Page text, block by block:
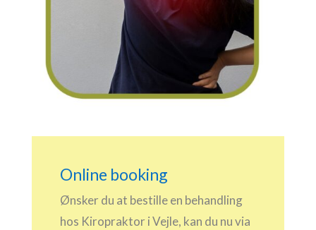
Online booking
Ønsker du at bestille en behandling
hos Kiropraktor i Vejle, kan du nu via